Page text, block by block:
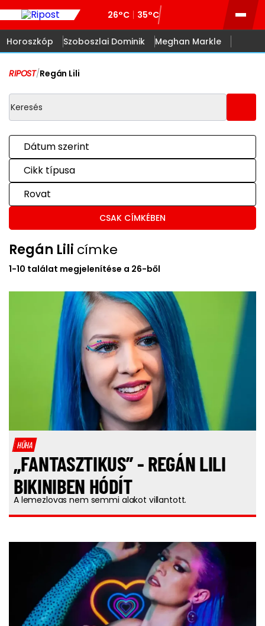
26°C 35°C
Horoszkóp Szoboszlai Dominik Meghan Markle
RIPOST/Regán Lili
Dátum szerint
Cikk típusa
Rovat
CSAK CÍMKÉBEN
Regán Lili címke
1-10 találat megjelenítése a 26-ből
HŰHA
„FANTASZTIKUS” - REGÁN LILI
BIKINIBEN HÓDÍT
A lemezlovas nem semmi alakot villantott.